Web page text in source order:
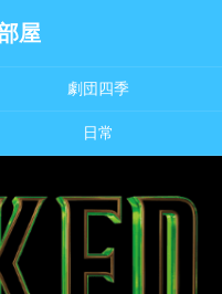
屋
劇団四季
日常